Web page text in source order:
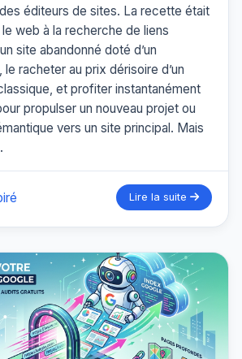
éditeurs de sites. La recette était
web à la recherche de liens
site abandonné doté d’un
racheter au prix dérisoire d’un
et profiter instantanément
propulser un nouveau projet ou
vers un site principal. Mais
Lire la suite